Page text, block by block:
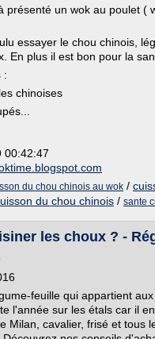
présenté un wok au poulet (
essayer le chou chinois,
En plus il est bon pour la
:
chinoises
00:42:47
du chou chinois au wok /
du chou chinois / sante
les choux ? -
feuille qui appartient
l'année sur les étals car il
Milan, cavalier, frisé et tous